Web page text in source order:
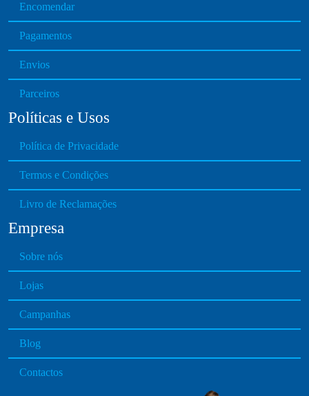
Encomendar
Pagamentos
Envios
Parceiros
Políticas e Usos
Política de Privacidade
Termos e Condições
Livro de Reclamações
Empresa
Sobre nós
Lojas
Campanhas
Blog
Contactos